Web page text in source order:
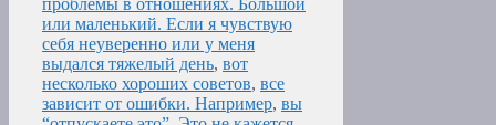
проблемы в отношениях. Большой
или маленький. Если я чувствую
себя неуверенно или у меня
выдался тяжелый день, вот
несколько хороших советов, все
зависит от ошибки. Например, вы